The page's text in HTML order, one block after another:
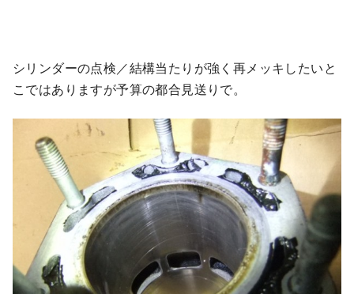
シリンダーの点検／結構当たりが強く再メッキしたいと
こではありますが予算の都合見送りで。